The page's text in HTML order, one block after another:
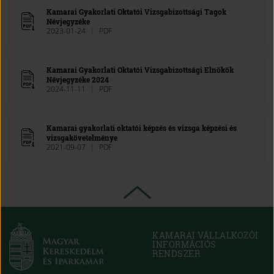
Kamarai Gyakorlati Oktatói Vizsgabizottsági Tagok
Névjegyzéke
2023-01-24 PDF
Kamarai Gyakorlati Oktatói Vizsgabizottsági Elnökök
Névjegyzéke 2024
2024-11-11 PDF
Kamarai gyakorlati oktatói képzés és vizsga képzési és
vizsgakövetelménye
2021-09-07 PDF
KAMARAI VÁLLALKOZÓI
INFORMÁCIÓS
RENDSZER(OPEN